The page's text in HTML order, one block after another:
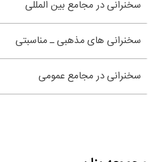
سخنرانی در مجامع بین المللی
سخنرانی های مذهبی ـ مناسبتی
سخنرانی در مجامع عمومی